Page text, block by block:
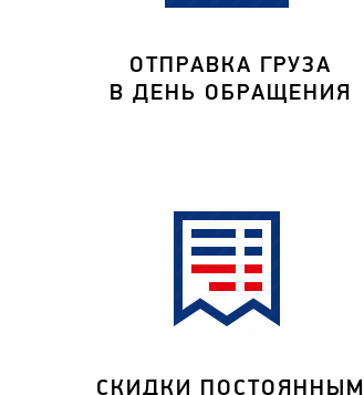
ОТПРАВКА ГРУЗА
В ДЕНЬ ОБРАЩЕНИЯ
СКИДКИ ПОСТОЯННЫМ